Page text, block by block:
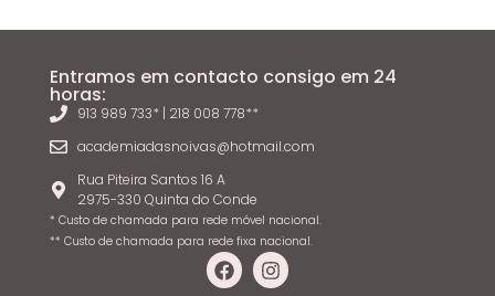
* Custo de chamada para rede móvel nacional.
** Custo de chamada para rede fixa nacional.
913 989 733* | 218 008 778**
academiadasnoivas@hotmail.com
Rua Piteira Santos 16 A
2975-330 Quinta do Conde
Entramos em contacto consigo em 24
horas: